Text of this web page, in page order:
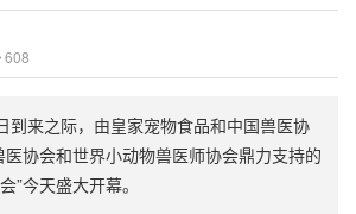
608
到来之际，由皇家宠物食品和中国兽医协
协会和世界小动物兽医师协会鼎力支持的
”今天盛大开幕。